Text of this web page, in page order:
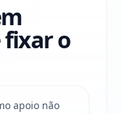
fixar o
apoio não